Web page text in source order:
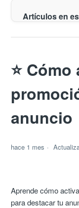
Artículos en
⭐
anuncio
hace 1 mes
Aprende cómo
para destacar tu